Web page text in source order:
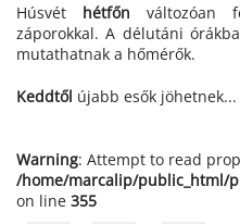
Húsvét hétfőn változóan
záporokkal. A délutáni
mutathatnak a hőmérők.
Keddtől újabb esők jöhetnek...
Warning: Attempt to read
/home/marcalip/public_html/
on line 355